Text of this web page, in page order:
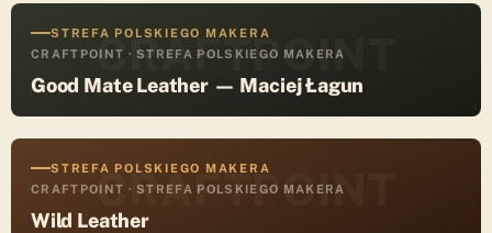
CRAFTPOINT
STREFA POLSKIEGO MAKERA
CRAFTPOINT · STREFA POLSKIEGO MAKERA
Good Mate Leather — Maciej Łagun
CRAFTPOINT
STREFA POLSKIEGO MAKERA
CRAFTPOINT · STREFA POLSKIEGO MAKERA
Wild Leather